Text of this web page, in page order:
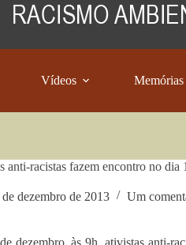
Vídeos Memórias
anti-racistas fazem encontro no dia
dezembro de 2013 Um
dezembro, às 9h, ativistas anti-